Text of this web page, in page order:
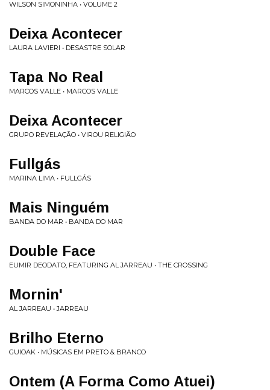
WILSON SIMONINHA • VOLUME 2
Deixa Acontecer
LAURA LAVIERI • DESASTRE SOLAR
Tapa No Real
MARCOS VALLE • MARCOS VALLE
Deixa Acontecer
GRUPO REVELAÇÃO • VIROU RELIGIÃO
Fullgás
MARINA LIMA • FULLGÁS
Mais Ninguém
BANDA DO MAR • BANDA DO MAR
Double Face
EUMIR DEODATO, FEATURING AL JARREAU • THE CROSSING
Mornin'
AL JARREAU • JARREAU
Brilho Eterno
GUIOAK • MÚSICAS EM PRETO & BRANCO
Ontem (A Forma Como Atuei)